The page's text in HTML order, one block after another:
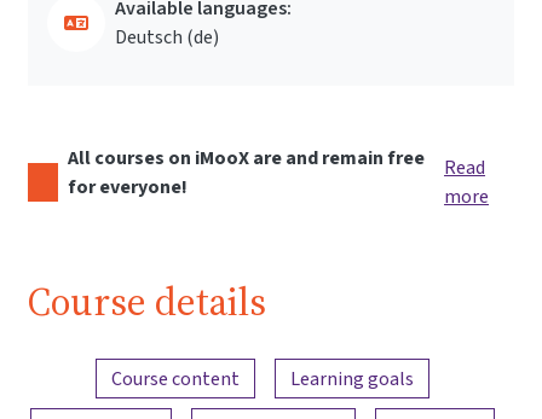
Available languages:
Deutsch ‎(de)‎
All courses on iMooX are and remain free
for everyone!
Read
more
Course details
Content overview
Course content
Learning goals